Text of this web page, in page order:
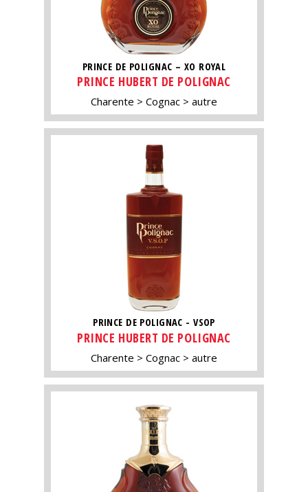
PRINCE DE POLIGNAC – XO ROYAL
PRINCE HUBERT DE POLIGNAC
Charente Cognac autre
PRINCE DE POLIGNAC - VSOP
PRINCE HUBERT DE POLIGNAC
Charente Cognac autre